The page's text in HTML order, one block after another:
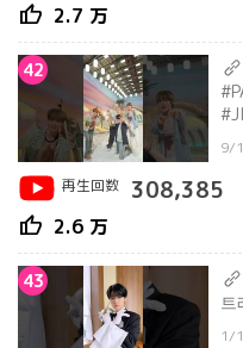
thumb_up 2.7 万
42
9/
再生回数
308,385
thumb_up 2.6 万
43
트
1/